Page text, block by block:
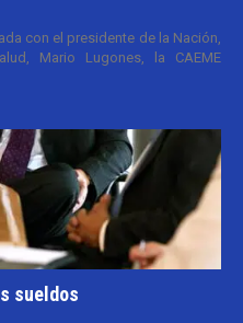
con el presidente de la Nación,
Mario Lugones, la CAEME
sueldos